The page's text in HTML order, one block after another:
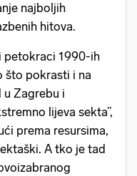
najboljih
hitova.
petokraci 1990-ih
što pokrasti i na
Zagrebu i
lijeva sekta”,
prema resursima,
A tko je tad